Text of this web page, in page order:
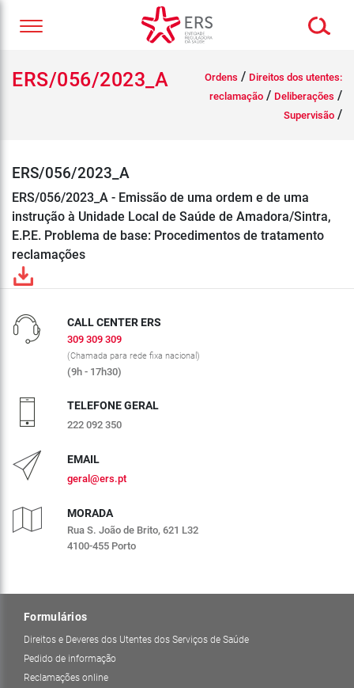
ERS/056/2023_A Ordens / Direitos dos utentes:
reclamação / Deliberações /
Supervisão /
ERS/056/2023_A
ERS/056/2023_A - Emissão de uma ordem e de uma
instrução à Unidade Local de Saúde de Amadora/Sintra,
E.P.E. Problema de base: Procedimentos de tratamento
reclamações
CALL CENTER ERS
309 309 309
(Chamada para rede fixa nacional)
(9h - 17h30)
TELEFONE GERAL
222 092 350
EMAIL
geral@ers.pt
MORADA
Rua S. João de Brito, 621 L32
4100-455 Porto
Formulários
Direitos e Deveres dos Utentes dos Serviços de Saúde
Pedido de informação
Reclamações online